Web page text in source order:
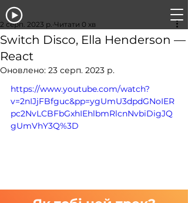
Switch Disco, Ella Henderson —
React
2 серп. 2023 р. Читати 0 хв
Оновлено: 23 серп. 2023 р.
https://www.youtube.com/watch?
v=2nIJjFBfguc&pp=ygUmU3dpdGNoIER
pc2NvLCBFbGxhIEhlbmRlcnNvbiDigJQ
gUmVhY3Q%3D